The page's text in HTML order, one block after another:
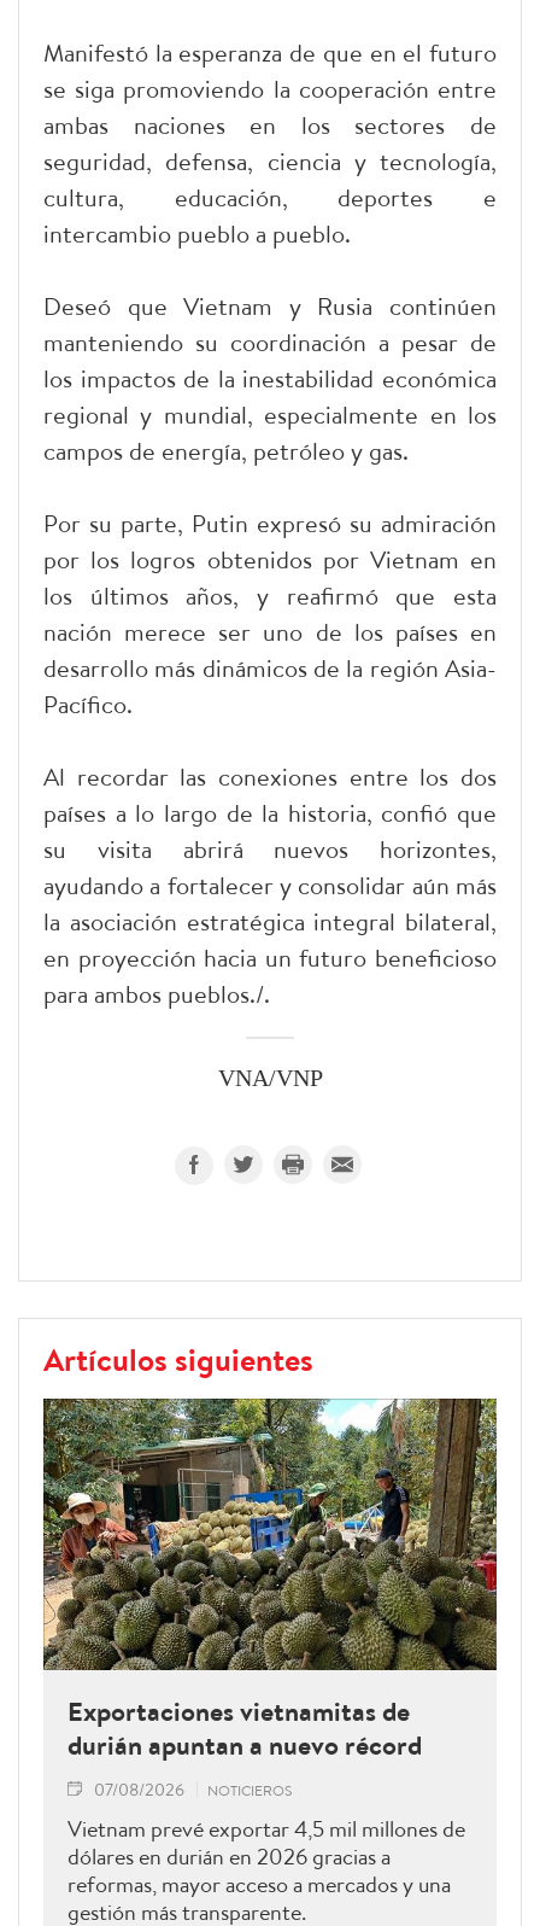
Manifestó la esperanza de que en el futuro
se siga promoviendo la cooperación entre
ambas naciones en los sectores de
seguridad, defensa, ciencia y tecnología,
cultura, educación, deportes e
intercambio pueblo a pueblo.
Deseó que Vietnam y Rusia continúen
manteniendo su coordinación a pesar de
los impactos de la inestabilidad económica
regional y mundial, especialmente en los
campos de energía, petróleo y gas.
Por su parte, Putin expresó su admiración
por los logros obtenidos por Vietnam en
los últimos años, y reafirmó que esta
nación merece ser uno de los países en
desarrollo más dinámicos de la región Asia-
Pacífico.
Al recordar las conexiones entre los dos
países a lo largo de la historia, confió que
su visita abrirá nuevos horizontes,
ayudando a fortalecer y consolidar aún más
la asociación estratégica integral bilateral,
en proyección hacia un futuro beneficioso
para ambos pueblos./.
VNA/VNP
Artículos siguientes
Exportaciones vietnamitas de
durián apuntan a nuevo récord
07/08/2026 NOTICIEROS
Vietnam prevé exportar 4,5 mil millones de
dólares en durián en 2026 gracias a
reformas, mayor acceso a mercados y una
gestión más transparente.